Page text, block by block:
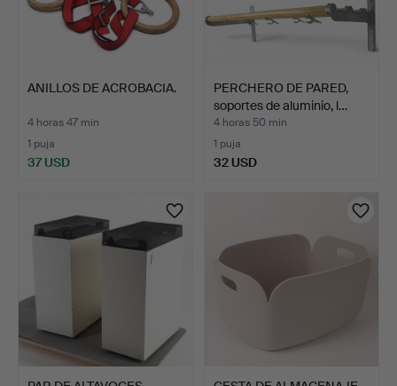
ANILLOS DE ACROBACIA.
4 horas 47 min
1 puja
37 USD
PERCHERO DE PARED,
soportes de aluminio, l…
4 horas 50 min
1 puja
32 USD